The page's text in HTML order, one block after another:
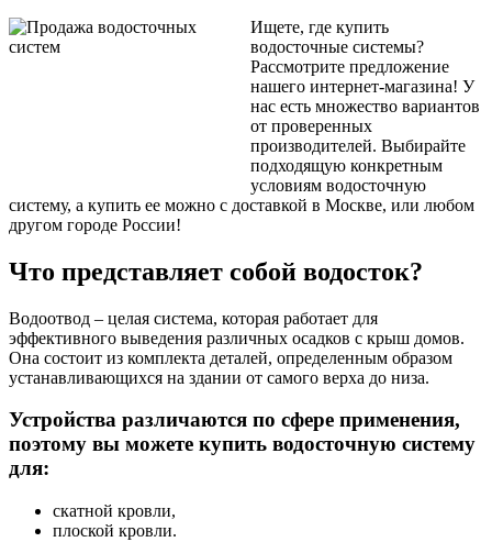
Ищете, где купить
водосточные системы?
Рассмотрите предложение
нашего интернет-магазина! У
нас есть множество вариантов
от проверенных
производителей. Выбирайте
подходящую конкретным
условиям водосточную
систему, а купить ее можно с доставкой в Москве, или любом
другом городе России!
Что представляет собой водосток?
Водоотвод – целая система, которая работает для
эффективного выведения различных осадков с крыш домов.
Она состоит из комплекта деталей, определенным образом
устанавливающихся на здании от самого верха до низа.
Устройства различаются по сфере применения,
поэтому вы можете купить водосточную систему
для:
скатной кровли,
плоской кровли.